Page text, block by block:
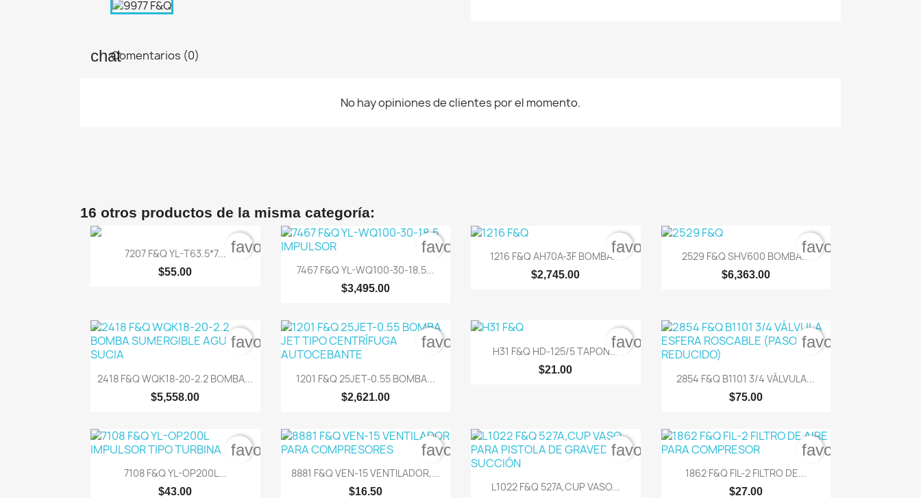
Comentarios (0)
No hay opiniones de clientes por el momento.
16 otros productos de la misma categoría:
 Vista rápida
7207 F&Q YL-T63.5*7...
$55.00
favorite_border
 Vista rápida
7467 F&Q YL-WQ100-30-18.5...
$3,495.00
favorite_border Vista rápida
1216 F&Q AH70A-3F BOMBA...
$2,745.00
favorite_border Vista rápida
2529 F&Q SHV600 BOMBA...
$6,363.00
favorite_border
 Vista rápida
2418 F&Q WQK18-20-2.2 BOMBA...
$5,558.00
favorite_border
 Vista rápida
1201 F&Q 25JET-0.55 BOMBA...
$2,621.00
favorite_border Vista rápida
H31 F&Q HD-125/5 TAPON...
$21.00
favorite_border
 Vista rápida
2854 F&Q B1101 3/4 VÁLVULA...
$75.00
favorite_border
 Vista rápida
7108 F&Q YL-OP200L...
$43.00
favorite_border
 Vista rápida
8881 F&Q VEN-15 VENTILADOR,...
$16.50
favorite_border
 Vista rápida
L1022 F&Q 527A,CUP VASO...
favorite_border
 Vista rápida
1862 F&Q FIL-2 FILTRO DE...
$27.00
favorite_border